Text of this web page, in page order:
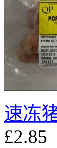
速冻
£2.85